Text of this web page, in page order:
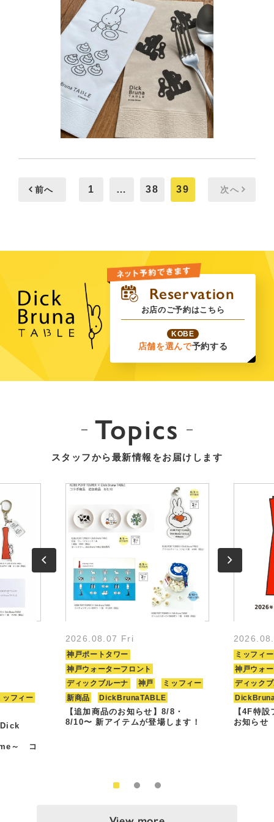
前へ 1 … 38 39 次へ
お店のご予約はこちら
KOBE
店舗を選んで予約する
Topics
スタッフから最新情報をお届けします
ッフィー
～ コ
2026.08.07 Fri
神戸ポートタワー
神戸ウォーターフロント
ディックブルーナ
神戸
ミッフィー
新商品
DickBrunaTABLE
【追加商品のお知らせ】8/8・
8/10〜 新アイテムが登場します！
ミッフィー
神戸ウォ
ディック
【4F特
お知らせ